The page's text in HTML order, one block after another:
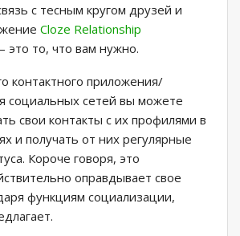
с тесным кругом друзей и
Cloze Relationship
это то, что вам нужно.
контактного приложения/
социальных сетей вы можете
свои контакты с их профилями в
и получать от них регулярные
Короче говоря, это
оправдывает свое
функциям социализации,